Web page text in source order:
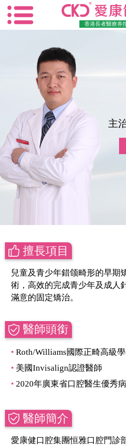
香港長者醫療券
擅長項目
兒童及青少年錯颌畸形的早期
術，高效的完成青少年及成人
滿意的固定矯治。
醫師頭銜
Roth/Williams國際正畸高級
美國Invisalign認證醫師
2020年廣東省口腔醫生優秀
醫師簡介
愛康健口腔集團恒雅口腔門診